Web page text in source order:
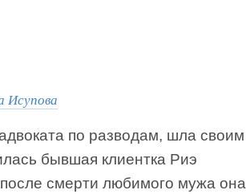
Исупова
по разводам, шла своим
бывшая клиентка Риэ
смерти любимого мужа она